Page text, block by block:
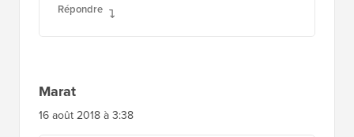
Répondre
Marat
16 août 2018 à 3:38